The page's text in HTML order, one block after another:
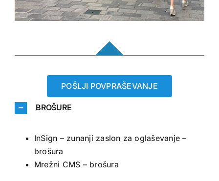
POŠLJI POVPRAŠEVANJE
BROŠURE
InSign – zunanji zaslon za oglaševanje –
brošura
Mrežni CMS – brošura